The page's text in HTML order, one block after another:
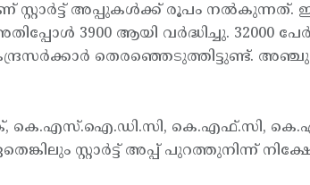
അപ്പുകള്‍ക്ക് രൂപം നല്‍കുന്നത്.
3900 ആയി വര്‍ദ്ധിച്ചു. 32000
തെരഞ്ഞെടുത്തിട്ടുണ്ട്.
ബാങ്ക്, കെ.എസ്.ഐ.ഡി.സി, കെ.എഫ്.സി,
സ്റ്റാര്‍ട്ട് അപ്പ് പുറത്തുനിന്ന്